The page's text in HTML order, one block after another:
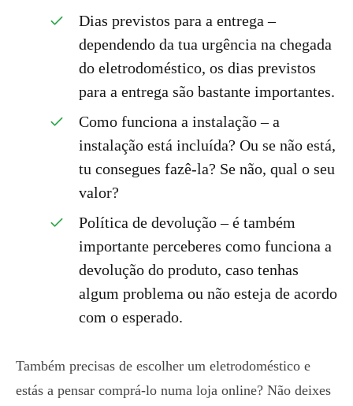
Dias previstos para a entrega –
dependendo da tua urgência na chegada
do eletrodoméstico, os dias previstos
para a entrega são bastante importantes.
Como funciona a instalação – a
instalação está incluída? Ou se não está,
tu consegues fazê-la? Se não, qual o seu
valor?
Política de devolução – é também
importante perceberes como funciona a
devolução do produto, caso tenhas
algum problema ou não esteja de acordo
com o esperado.
Também precisas de escolher um eletrodoméstico e
estás a pensar comprá-lo numa loja online? Não deixes